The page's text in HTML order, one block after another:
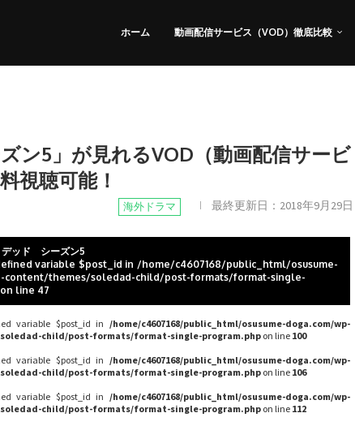
ホーム 動画配信サービス（VOD）徹底比較
ン5」が見れるVOD（動画配信サービ
視聴可能！
海外ドラマ 最終更新日： 2018年9月29日
デッド シーズン5
variable $post_id in /home/c4607168/public_html/osusume-
content/themes/soledad-child/post-formats/format-single-
on line 47
variable $post_id in /home/c4607168/public_html/osusume-doga.com/wp-
child/post-formats/format-single-program.php on line 100
variable $post_id in /home/c4607168/public_html/osusume-doga.com/wp-
child/post-formats/format-single-program.php on line 106
variable $post_id in /home/c4607168/public_html/osusume-doga.com/wp-
child/post-formats/format-single-program.php on line 112